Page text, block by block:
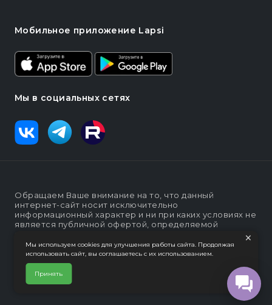
Мобильное приложение Lapsi
Мы в социальных сетях
Обращаем Ваше внимание на то, что данный
интернет-сайт носит исключительно
информационный характер и ни при каких условиях не
является публичной офертой, определяемой
положениями статьи п. 2 ст. 437 Гражданского кодекса
Российской Федерации
Политика конфеденциальности
Интернет-магазин "Lapsi".
×
Мы используем cookies для улучшения работы сайта. Продолжая
использовать сайт, вы соглашаетесь с их использованием.
Принять